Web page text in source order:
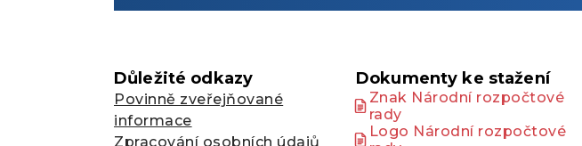
Důležité odkazy
Povinně zveřejňované
informace
Zpracování osobních údajů
Dokumenty ke stažení
Znak Národní rozpočtové
rady
Logo Národní rozpočtové